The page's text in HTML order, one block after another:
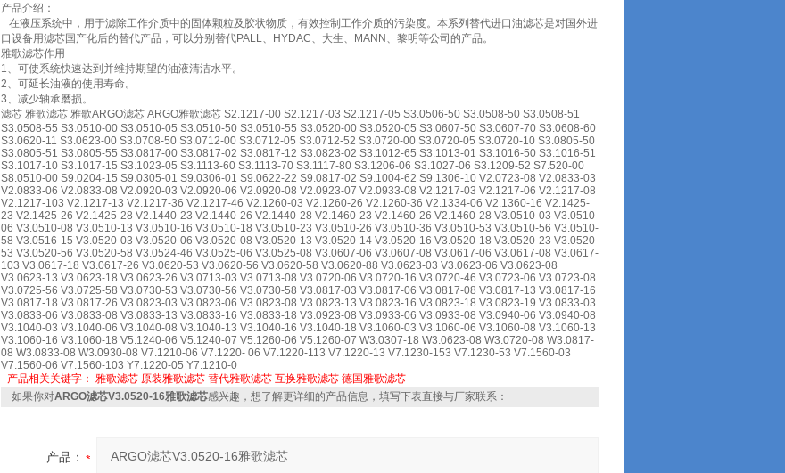
产品介绍：
在液压系统中，用于滤除工作介质中的固体颗粒及胶状物质，有效控制工作介质的污染度。本系列替代进口油滤芯是对国外进
口设备用滤芯国产化后的替代产品，可以分别替代PALL、HYDAC、大生、MANN、黎明等公司的产品。
雅歌滤芯作用
1、可使系统快速达到并维持期望的油液清洁水平。
2、可延长油液的使用寿命。
3、减少轴承磨损。
滤芯 雅歌滤芯 雅歌ARGO滤芯 ARGO雅歌滤芯 S2.1217-00 S2.1217-03 S2.1217-05 S3.0506-50 S3.0508-50 S3.0508-51
S3.0508-55 S3.0510-00 S3.0510-05 S3.0510-50 S3.0510-55 S3.0520-00 S3.0520-05 S3.0607-50 S3.0607-70 S3.0608-60
S3.0620-11 S3.0623-00 S3.0708-50 S3.0712-00 S3.0712-05 S3.0712-52 S3.0720-00 S3.0720-05 S3.0720-10 S3.0805-50
S3.0805-51 S3.0805-55 S3.0817-00 S3.0817-02 S3.0817-12 S3.0823-02 S3.1012-65 S3.1013-01 S3.1016-50 S3.1016-51
S3.1017-10 S3.1017-15 S3.1023-05 S3.1113-60 S3.1113-70 S3.1117-80 S3.1206-06 S3.1027-06 S3.1209-52 S7.520-00
S8.0510-00 S9.0204-15 S9.0305-01 S9.0306-01 S9.0622-22 S9.0817-02 S9.1004-62 S9.1306-10 V2.0723-08 V2.0833-03
V2.0833-06 V2.0833-08 V2.0920-03 V2.0920-06 V2.0920-08 V2.0923-07 V2.0933-08 V2.1217-03 V2.1217-06 V2.1217-08
V2.1217-103 V2.1217-13 V2.1217-36 V2.1217-46 V2.1260-03 V2.1260-26 V2.1260-36 V2.1334-06 V2.1360-16 V2.1425-
23 V2.1425-26 V2.1425-28 V2.1440-23 V2.1440-26 V2.1440-28 V2.1460-23 V2.1460-26 V2.1460-28 V3.0510-03 V3.0510-
06 V3.0510-08 V3.0510-13 V3.0510-16 V3.0510-18 V3.0510-23 V3.0510-26 V3.0510-36 V3.0510-53 V3.0510-56 V3.0510-
58 V3.0516-15 V3.0520-03 V3.0520-06 V3.0520-08 V3.0520-13 V3.0520-14 V3.0520-16 V3.0520-18 V3.0520-23 V3.0520-
53 V3.0520-56 V3.0520-58 V3.0524-46 V3.0525-06 V3.0525-08 V3.0607-06 V3.0607-08 V3.0617-06 V3.0617-08 V3.0617-
103 V3.0617-18 V3.0617-26 V3.0620-53 V3.0620-56 V3.0620-58 V3.0620-88 V3.0623-03 V3.0623-06 V3.0623-08
V3.0623-13 V3.0623-18 V3.0623-26 V3.0713-03 V3.0713-08 V3.0720-06 V3.0720-16 V3.0720-46 V3.0723-06 V3.0723-08
V3.0725-56 V3.0725-58 V3.0730-53 V3.0730-56 V3.0730-58 V3.0817-03 V3.0817-06 V3.0817-08 V3.0817-13 V3.0817-16
V3.0817-18 V3.0817-26 V3.0823-03 V3.0823-06 V3.0823-08 V3.0823-13 V3.0823-16 V3.0823-18 V3.0823-19 V3.0833-03
V3.0833-06 V3.0833-08 V3.0833-13 V3.0833-16 V3.0833-18 V3.0923-08 V3.0933-06 V3.0933-08 V3.0940-06 V3.0940-08
V3.1040-03 V3.1040-06 V3.1040-08 V3.1040-13 V3.1040-16 V3.1040-18 V3.1060-03 V3.1060-06 V3.1060-08 V3.1060-13
V3.1060-16 V3.1060-18 V5.1240-06 V5.1240-07 V5.1260-06 V5.1260-07 W3.0307-18 W3.0623-08 W3.0720-08 W3.0817-
08 W3.0833-08 W3.0930-08 V7.1210-06 V7.1220- 06 V7.1220-113 V7.1220-13 V7.1230-153 V7.1230-53 V7.1560-03
V7.1560-06 V7.1560-103 Y7.1220-05 Y7.1210-0
产品相关关键字： 雅歌滤芯 原装雅歌滤芯 替代雅歌滤芯 互换雅歌滤芯 德国雅歌滤芯
如果你对ARGO滤芯V3.0520-16雅歌滤芯感兴趣，想了解更详细的产品信息，填写下表直接与厂家联系：
产品：